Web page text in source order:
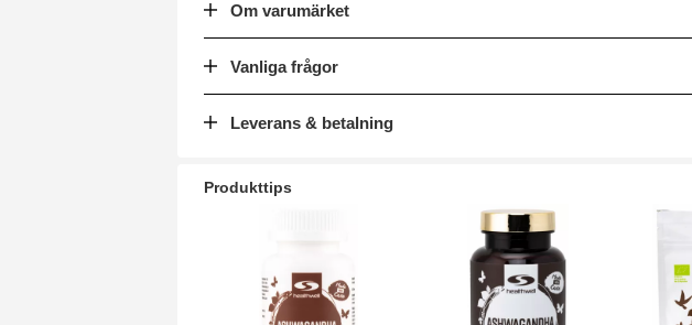
Om varumärket
Vanliga frågor
Leverans & betalning
Produkttips